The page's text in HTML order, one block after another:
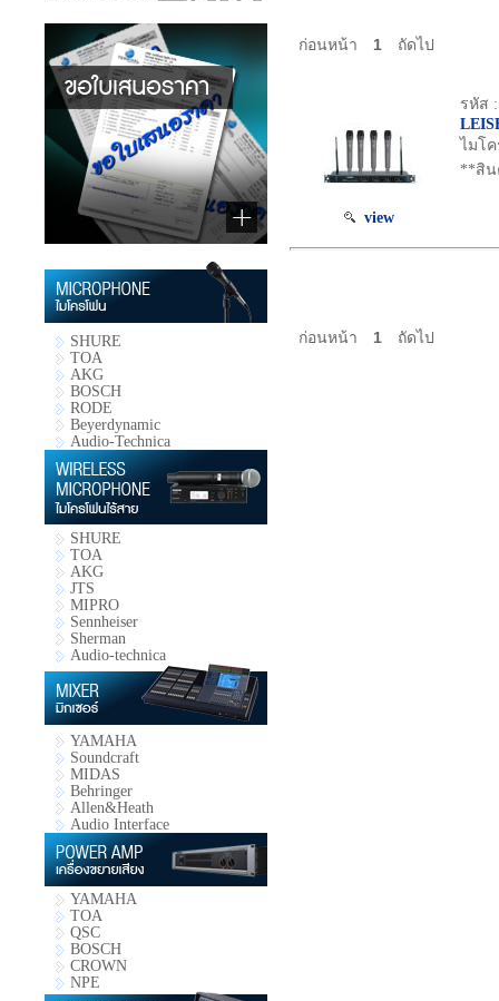
SHURE
TOA
AKG
BOSCH
RODE
Beyerdynamic
Audio-Technica
SHURE
TOA
AKG
JTS
MIPRO
Sennheiser
Sherman
Audio-technica
YAMAHA
Soundcraft
MIDAS
Behringer
Allen&Heath
Audio Interface
YAMAHA
TOA
QSC
BOSCH
CROWN
NPE
ก่อนหน้า 1 ถัดไป
view
รหัส
ไมโ
**สิน
ก่อนหน้า 1 ถัดไป